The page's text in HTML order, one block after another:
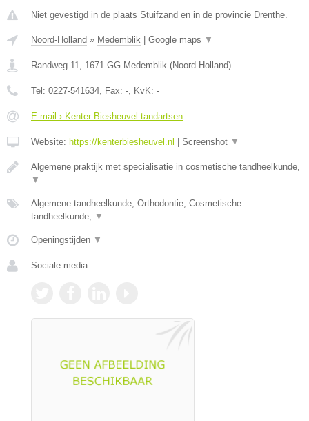
Niet gevestigd in de plaats Stuifzand en in de provincie Drenthe.
Noord-Holland » Medemblik | Google maps ▼
Randweg 11 1671 GG Medemblik (Noord-Holland)
Tel: 0227-541634 , Fax: - , KvK: -
E-mail › Kenter Biesheuvel tandartsen
Website: https://kenterbiesheuvel.nl | Screenshot ▼
Algemene praktijk met specialisatie in cosmetische tandheelkunde,
▼
Algemene tandheelkunde, Orthodontie, Cosmetische
tandheelkunde,
▼
Openingstijden ▼
Sociale media: